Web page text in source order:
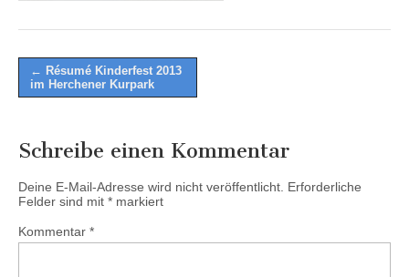
Post
navigation
← Résumé Kinderfest 2013
im Herchener Kurpark
Schreibe einen Kommentar
Deine E-Mail-Adresse wird nicht veröffentlicht. Erforderliche
Felder sind mit * markiert
Kommentar *